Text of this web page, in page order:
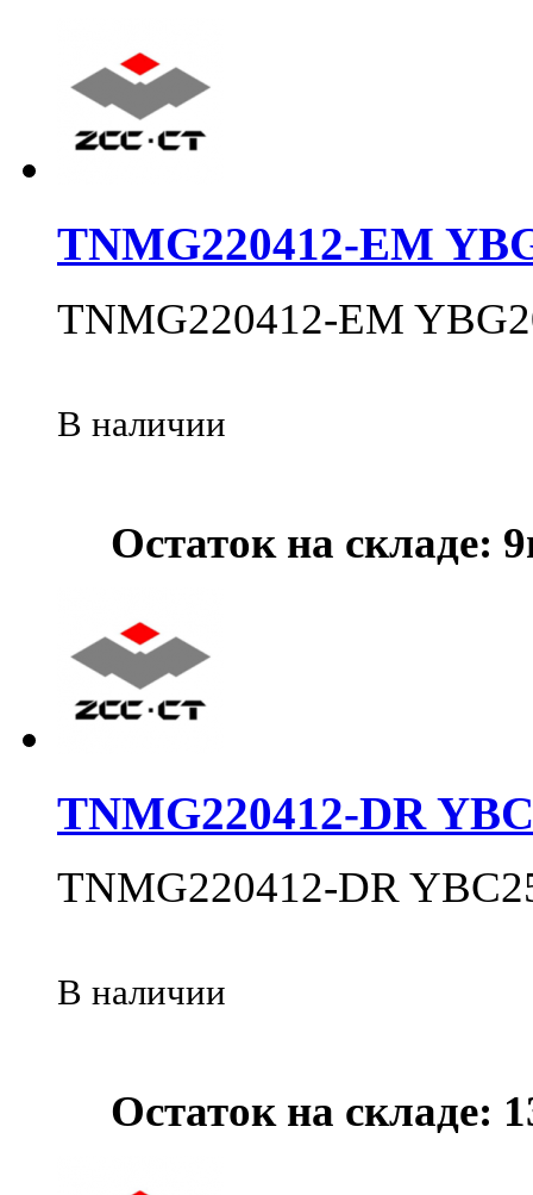
TNMG220412-EM
TNMG220412-EM
В наличии
Остаток на складе:
TNMG220412-DR
TNMG220412-DR
В наличии
Остаток на складе: